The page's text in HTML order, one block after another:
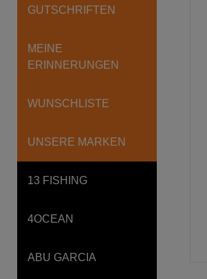
GUTSCHRIFTEN
MEINE
ERINNERUNGEN
WUNSCHLISTE
UNSERE MARKEN
13 FISHING
4OCEAN
ABU GARCIA